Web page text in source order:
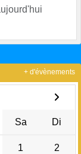
Sa Di
1 2
+ d'évènements